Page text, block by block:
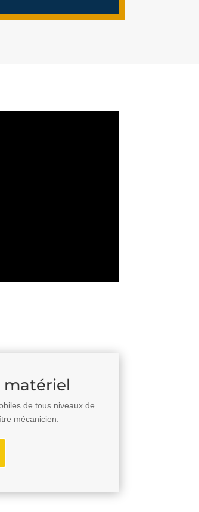
de tous niveaux de
mécanicien.